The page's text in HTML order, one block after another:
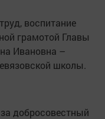
воспитание
грамотой Главы
Ивановна –
школы.
добросовестный